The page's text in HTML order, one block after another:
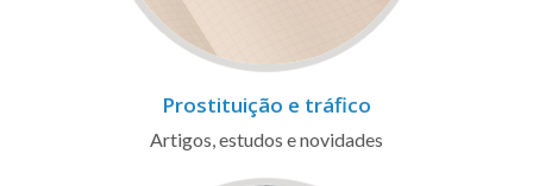
Prostituição e tráfico
Artigos, estudos e novidades